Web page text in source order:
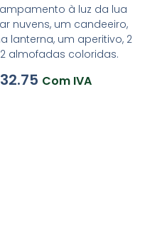
à luz da lua
nuvens, um candeeiro,
lanterna, um aperitivo, 2
almofadas coloridas.
32.75 Com IVA